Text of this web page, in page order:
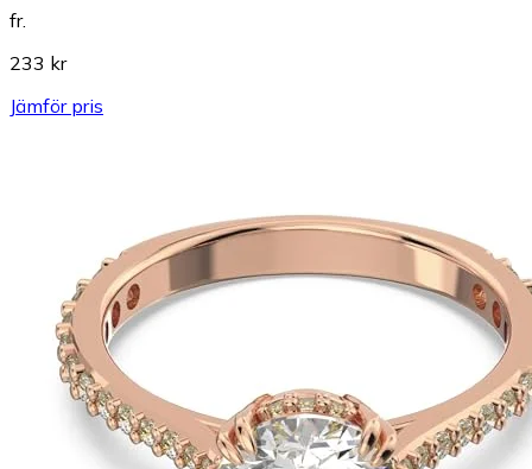
fr.
233 kr
Jämför pris